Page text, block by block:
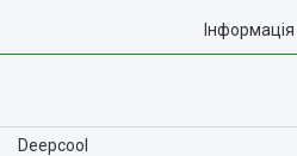
Deepcool